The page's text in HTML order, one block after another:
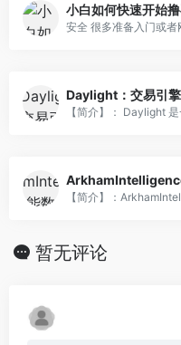
小白如何快速开始
安全 很多准备入门或者
Daylight：交易引擎
【简介】： Daylight
【简介】：
暂无评论